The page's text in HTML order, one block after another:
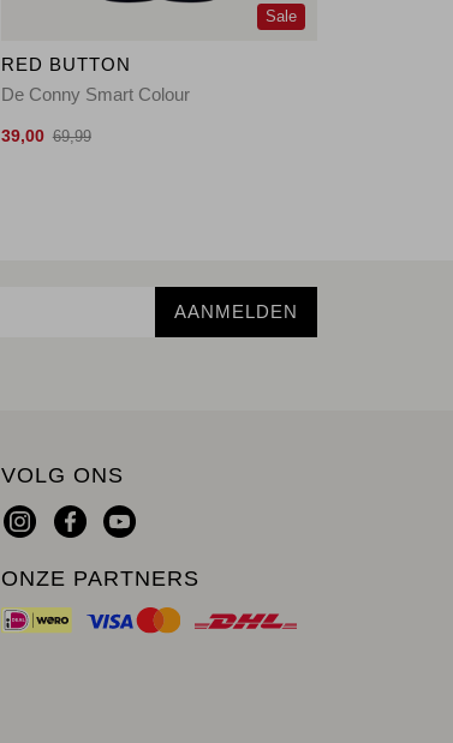
Sale
RED BUTTON
De Conny Smart Colour
39,00 69,99
AANMELDEN
VOLG ONS
ONZE PARTNERS